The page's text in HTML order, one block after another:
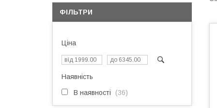
ФІЛЬТРИ
Ціна
Наявність
В наявності 36